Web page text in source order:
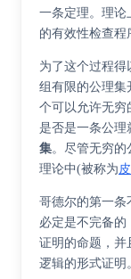
一条定理。理论
的有效性检查程
为了这个过程
组有限的公理集
个可以允许无穷
是否是一条公理
集。尽管无穷
理论中(被称为
哥德尔的第一条
必定是不完备
证明的命题，并
逻辑的形式证明